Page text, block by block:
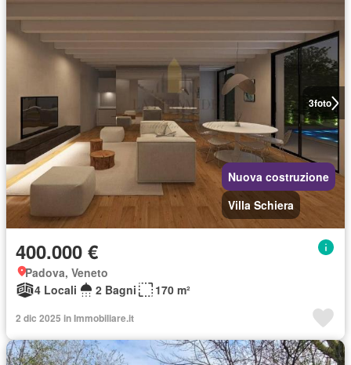
3foto
Nuova costruzione
Villa Schiera
400.000 €
Padova, Veneto
4 Locali
2 Bagni 170 m²
2 dic 2025 in Immobiliare.it